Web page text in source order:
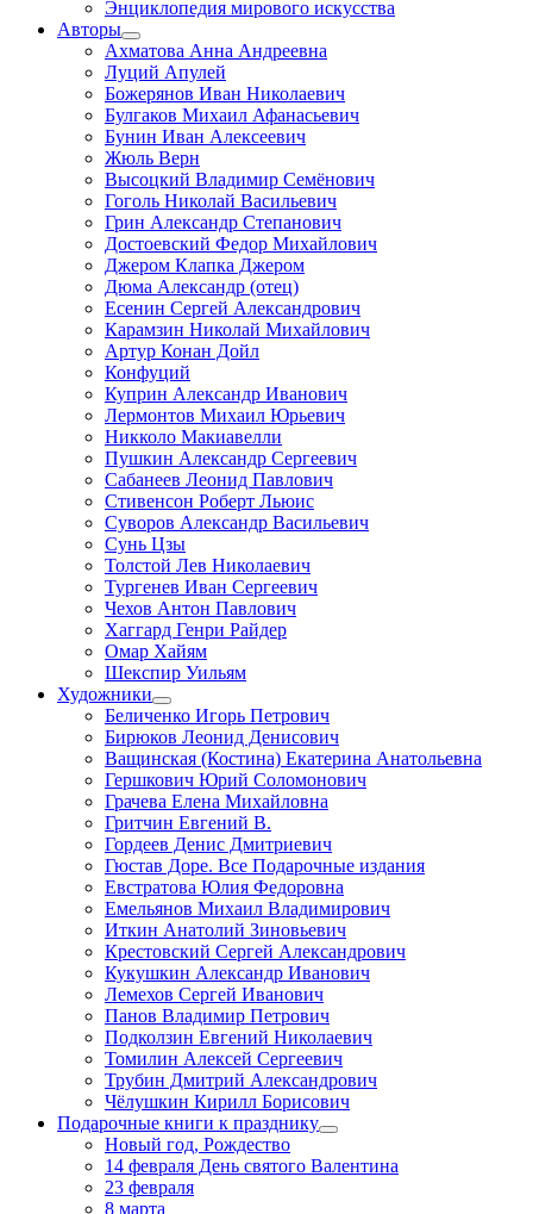
Энциклопедия мирового искусства
Авторы
Ахматова Анна Андреевна
Луций Апулей
Божерянов Иван Николаевич
Булгаков Михаил Афанасьевич
Бунин Иван Алексеевич
Жюль Верн
Высоцкий Владимир Семёнович
Гоголь Николай Васильевич
Грин Александр Степанович
Достоевский Федор Михайлович
Джером Клапка Джером
Дюма Александр (отец)
Есенин Сергей Александрович
Карамзин Николай Михайлович
Артур Конан Дойл
Конфуций
Куприн Александр Иванович
Лермонтов Михаил Юрьевич
Никколо Макиавелли
Пушкин Александр Сергеевич
Сабанеев Леонид Павлович
Стивенсон Роберт Льюис
Суворов Александр Васильевич
Сунь Цзы
Толстой Лев Николаевич
Тургенев Иван Сергеевич
Чехов Антон Павлович
Хаггард Генри Райдер
Омар Хайям
Шекспир Уильям
Художники
Беличенко Игорь Петрович
Бирюков Леонид Денисович
Ващинская (Костина) Екатерина Анатольевна
Гершкович Юрий Соломонович
Грачева Елена Михайловна
Гритчин Евгений В.
Гордеев Денис Дмитриевич
Гюстав Доре. Все Подарочные издания
Евстратова Юлия Федоровна
Емельянов Михаил Владимирович
Иткин Анатолий Зиновьевич
Крестовский Сергей Александрович
Кукушкин Александр Иванович
Лемехов Сергей Иванович
Панов Владимир Петрович
Подколзин Евгений Николаевич
Томилин Алексей Сергеевич
Трубин Дмитрий Александрович
Чёлушкин Кирилл Борисович
Подарочные книги к празднику
Новый год, Рождество
14 февраля День святого Валентина
23 февраля
8 марта